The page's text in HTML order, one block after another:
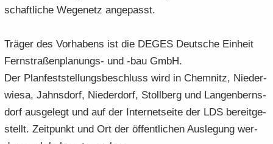
schaft­li­che We­ge­netz an­ge­passt.
Trä­ger des Vor­ha­bens ist die DEGES Deut­sche Ein­heit
Fernstraßenplanungs-​ und -bau GmbH.
Der Plan­fest­stel­lungs­be­schluss wird in Chem­nitz, Nie­der­
wie­sa, Jahns­dorf, Nie­der­dorf, Stoll­berg und Lan­gen­berns­
dorf aus­ge­legt und auf der In­ter­net­sei­te der LDS be­reit­ge­
stellt. Zeit­punkt und Ort der öf­fent­li­chen Aus­le­gung wer­